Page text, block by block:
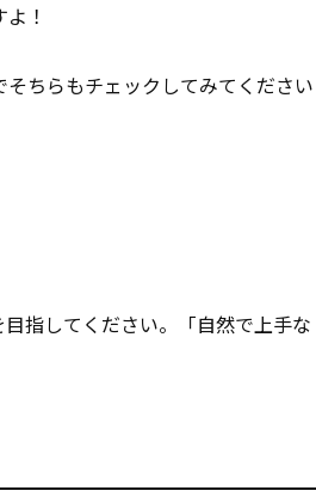
！
ちらもチェックしてみてください
指してください。「自然で上手な